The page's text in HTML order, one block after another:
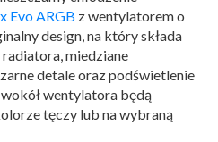
Evo ARGB z wentylatorem o
design, na który składa
miedziane
detale oraz podświetlenie
wentylatora będą
tęczy lub na wybraną